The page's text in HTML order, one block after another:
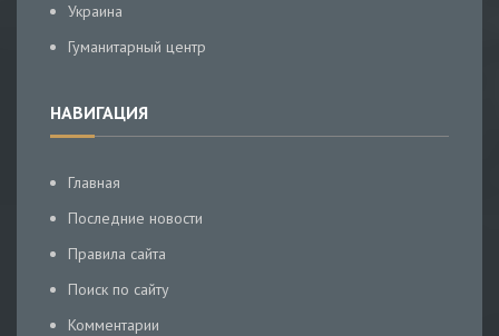
Украина
Гуманитарный центр
НАВИГАЦИЯ
Главная
Последние новости
Правила сайта
Поиск по сайту
Комментарии